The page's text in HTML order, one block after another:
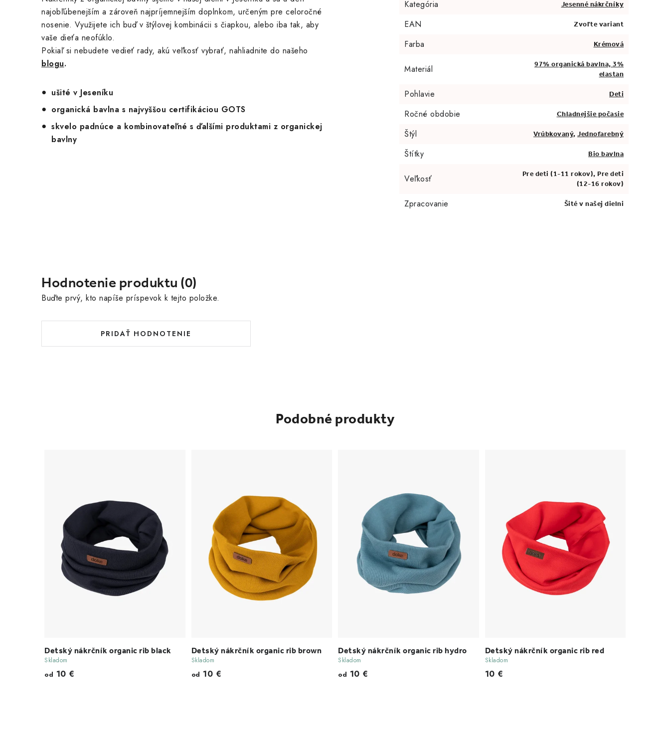
najobľúbenejším a zároveň najpríjemnejším doplnkom, určeným pre celoročné
nosenie. Využijete ich buď v štýlovej kombinácii s čiapkou, alebo iba tak, aby
vaše dieťa neofúklo.
Pokiaľ si nebudete vedieť rady, akú veľkosť vybrať, nahliadnite do našeho
blogu.
ušité v Jeseníku
organická bavlna s najvyššou certifikáciou GOTS
skvelo padnúce a kombinovateľné s ďalšími produktami z organickej
bavlny
Kategória Jesenné nákrčníky
EAN Zvoľte variant
Farba Krémová
Materiál
97% organická bavlna, 3%
elastan
Pohlavie Deti
Ročné obdobie Chladnejšie počasie
Štýl Vrúbkovaný, Jednofarebný
Štítky Bio bavlna
Veľkosť
Pre deti (1-11 rokov), Pre deti
(12-16 rokov)
Zpracovanie Šité v našej dielni
Hodnotenie produktu (0)
Buďte prvý, kto napíše príspevok k tejto položke.
PRIDAŤ HODNOTENIE
Podobné produkty
Detský nákrčník organic rib black
Skladom
od 10 €
Detský nákrčník organic rib brown
Skladom
od 10 €
Detský nákrčník organic rib hydro
Skladom
od 10 €
Detský nákrčník organic rib red
Skladom
10 €